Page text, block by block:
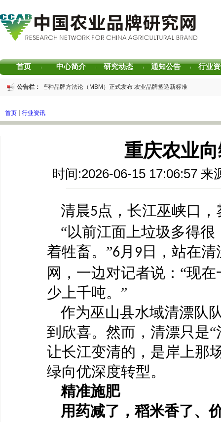
首页 | 中心简介 | 研究动态 | 通知公告 | 行业
公告栏：
重磅发布 | 芒种品牌方法论（MBM）正式发布 农业品牌塑造新标准
书香赋能乡村振兴！“耕读中国·品牌强农”主题阅读活动在杭州圆满落幕
专家观点｜建构富有持久竞争力的中国品牌生态 创新具有独特整合力的中国品牌
首页 行业资讯
重庆农业
时间:2026-06-15 17:06:57
清晨5点，长江巫峡口
“以前江面上垃圾多得
着牲畜。”6月 9日，站在
网，一边对记者说：“现
少上千吨。”
作为巫山县水域清漂队
到欣喜。然而，清漂只是
让长江变清的，是岸上那
绿向优深度转型。
精准施肥
用药减了，稻米香了、